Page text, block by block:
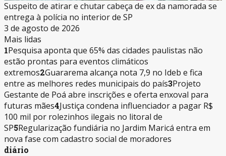
Suspeito de atirar e chutar cabeça de ex da namorada se
entrega à polícia no interior de SP
3 de agosto de 2026
Mais lidas
1Pesquisa aponta que 65% das cidades paulistas não
estão prontas para eventos climáticos
extremos2Guararema alcança nota 7,9 no Ideb e fica
entre as melhores redes municipais do país3Projeto
Gestante de Poá abre inscrições e oferta enxoval para
futuras mães4Justiça condena influenciador a pagar R$
100 mil por rolezinhos ilegais no litoral de
SP5Regularização fundiária no Jardim Maricá entra em
nova fase com cadastro social de moradores
diário